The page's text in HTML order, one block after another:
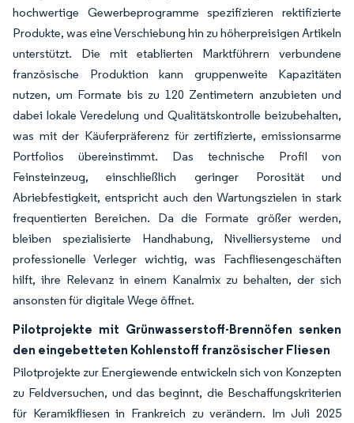
hochwertige Gewerbeprogramme spezifizieren rektifizierte
Produkte, was eine Verschiebung hin zu höherpreisigen Artikeln
unterstützt. Die mit etablierten Marktführern verbundene
französische Produktion kann gruppenweite Kapazitäten
nutzen, um Formate bis zu 120 Zentimetern anzubieten und
dabei lokale Veredelung und Qualitätskontrolle beizubehalten,
was mit der Käuferpräferenz für zertifizierte, emissionsarme
Portfolios übereinstimmt. Das technische Profil von
Feinsteinzeug, einschließlich geringer Porosität und
Abriebfestigkeit, entspricht auch den Wartungszielen in stark
frequentierten Bereichen. Da die Formate größer werden,
bleiben spezialisierte Handhabung, Nivelliersysteme und
professionelle Verleger wichtig, was Fachfliesengeschäften
hilft, ihre Relevanz in einem Kanalmix zu behalten, der sich
ansonsten für digitale Wege öffnet.
Pilotprojekte mit Grünwasserstoff-Brennöfen senken
den eingebetteten Kohlenstoff französischer Fliesen
Pilotprojekte zur Energiewende entwickeln sich von Konzepten
zu Feldversuchen, und das beginnt, die Beschaffungskriterien
für Keramikfliesen in Frankreich zu verändern. Im Juli 2025